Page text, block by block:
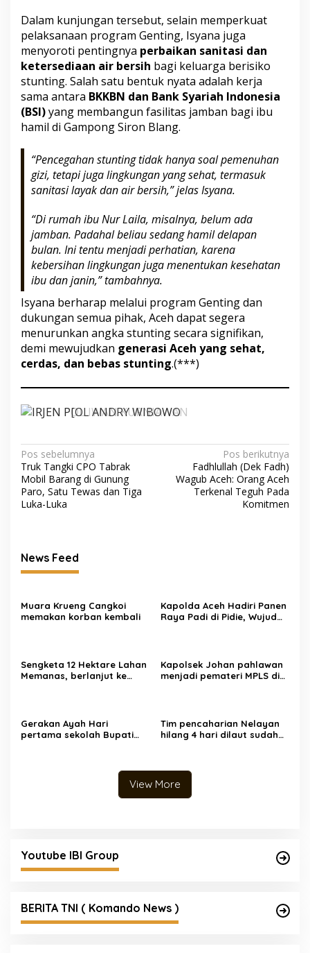
Dalam kunjungan tersebut, selain memperkuat
pelaksanaan program Genting, Isyana juga
menyoroti pentingnya perbaikan sanitasi dan
ketersediaan air bersih bagi keluarga berisiko
stunting. Salah satu bentuk nyata adalah kerja
sama antara BKKBN dan Bank Syariah Indonesia
(BSI)yang membangun fasilitas jamban bagi ibu
hamil di Gampong Siron Blang.
“Pencegahan stunting tidak hanya soal pemenuhan
gizi, tetapi juga lingkungan yang sehat, termasuk
sanitasi layak dan air bersih,” jelas Isyana.
“Di rumah ibu Nur Laila, misalnya, belum ada
jamban. Padahal beliau sedang hamil delapan
bulan. Ini tentu menjadi perhatian, karena
kebersihan lingkungan juga menentukan kesehatan
ibu dan janin,” tambahnya.
Isyana berharap melalui program Genting dan
dukungan semua pihak, Aceh dapat segera
menurunkan angka stunting secara signifikan,
demi mewujudkan generasi Aceh yang sehat,
cerdas, dan bebas stunting.(***)
Navigasi
pos
Pos sebelumnya
Truk Tangki CPO Tabrak
Mobil Barang di Gunung
Paro, Satu Tewas dan Tiga
Luka-Luka
Pos berikutnya
Fadhlullah (Dek Fadh)
Wagub Aceh: Orang Aceh
Terkenal Teguh Pada
Komitmen
News Feed
Muara Krueng Cangkoi
memakan korban kembali
‎‎Kapolda Aceh Hadiri Panen
Raya Padi di Pidie, Wujud
Sengketa 12 Hektare Lahan
Memanas, berlanjut ke
Kapolsek Johan pahlawan
menjadi pemateri MPLS di
Gerakan Ayah Hari
pertama sekolah Bupati
Tim pencaharian Nelayan
hilang 4 hari dilaut sudah
View More
Youtube IBI Group
BERITA TNI ( Komando News )